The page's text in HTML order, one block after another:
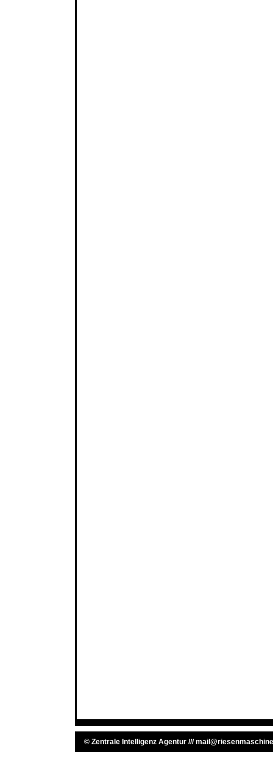
© Zentrale Intelligenz Agentur ///